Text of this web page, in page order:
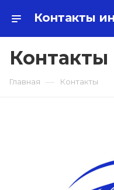
Контакты
Главная — Контакты